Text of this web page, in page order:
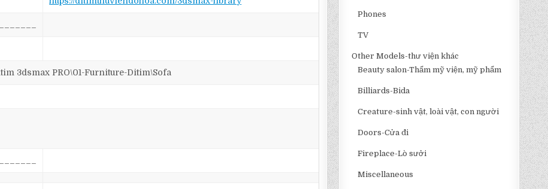
3dsmax PRO\01-Furniture-Ditim\Sofa
Phones
TV
Other Models-thư viện khác
Beauty salon-Thẩm mỹ viện, mỹ phẩm
Billiards-Bida
Creature-sinh vật, loài vật, con người
Doors-Cửa đi
Fireplace-Lò sưởi
Miscellaneous